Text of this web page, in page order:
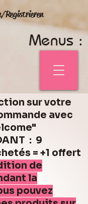
Registrieren
Menus :
sur votre
avec
: 9
= +1 offert
de
la
pouvez